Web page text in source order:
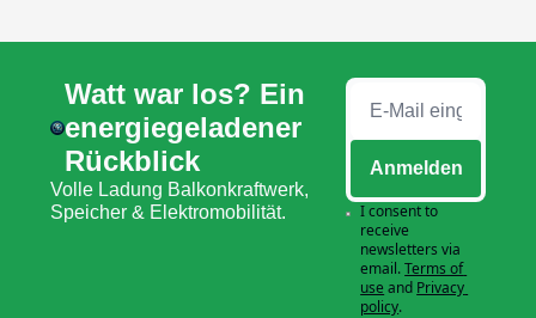
Watt war los? Ein
energiegeladener
Rückblick
Volle Ladung Balkonkraftwerk,
Speicher & Elektromobilität.
Anmelden
I consent to
receive
newsletters via
email.Terms of
use and Privacy
policy.